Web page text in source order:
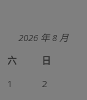
2026 年 8 月
六
日
1
2